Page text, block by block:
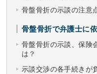
骨盤骨折の示談の注意
骨盤骨折で弁護士に
骨盤骨折の示談、保険
は？
示談交渉の各手続きが